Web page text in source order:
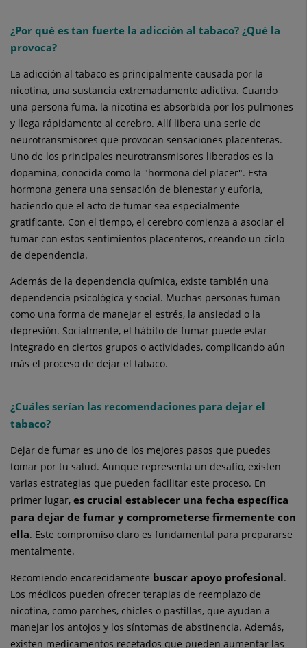
¿Por qué es tan fuerte la adicción al tabaco? ¿Qué la
provoca?
La adicción al tabaco es principalmente causada por la
nicotina, una sustancia extremadamente adictiva. Cuando
una persona fuma, la nicotina es absorbida por los pulmones
y llega rápidamente al cerebro. Allí libera una serie de
neurotransmisores que provocan sensaciones placenteras.
Uno de los principales neurotransmisores liberados es la
dopamina, conocida como la "hormona del placer". Esta
hormona genera una sensación de bienestar y euforia,
haciendo que el acto de fumar sea especialmente
gratificante. Con el tiempo, el cerebro comienza a asociar el
fumar con estos sentimientos placenteros, creando un ciclo
de dependencia.
Además de la dependencia química, existe también una
dependencia psicológica y social. Muchas personas fuman
como una forma de manejar el estrés, la ansiedad o la
depresión. Socialmente, el hábito de fumar puede estar
integrado en ciertos grupos o actividades, complicando aún
más el proceso de dejar el tabaco.
¿Cuáles serían las recomendaciones para dejar el
tabaco?
Dejar de fumar es uno de los mejores pasos que puedes
tomar por tu salud. Aunque representa un desafío, existen
varias estrategias que pueden facilitar este proceso. En
primer lugar, es crucial establecer una fecha específica
para dejar de fumar y comprometerse firmemente con
ella. Este compromiso claro es fundamental para prepararse
mentalmente.
Recomiendo encarecidamente buscar apoyo profesional.
Los médicos pueden ofrecer terapias de reemplazo de
nicotina, como parches, chicles o pastillas, que ayudan a
manejar los antojos y los síntomas de abstinencia. Además,
existen medicamentos recetados que pueden aumentar las